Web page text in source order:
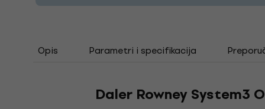
Opis Parametri i specifikacija
Daler Rowney System3